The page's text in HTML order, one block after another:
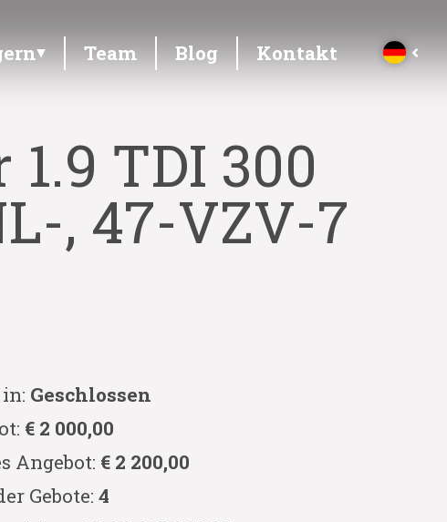
Team Blog Kontakt
TDI 300
, 47-VZV-7
Geschlossen
€ 2 000,00
Angebot: € 2 200,00
Gebote:4